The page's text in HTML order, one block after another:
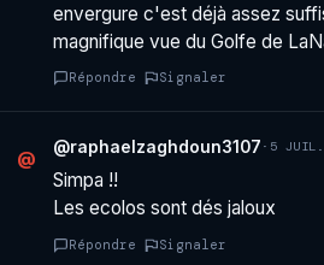
envergure c'est déjà assez
magnifique vue du Golfe de
Répondre Signaler
@
@raphaelzaghdoun3107 · 5
Simpa !!
Les ecolos sont dés jaloux
Répondre Signaler